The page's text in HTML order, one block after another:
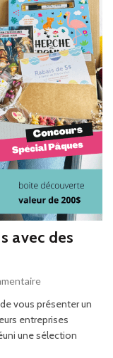
avec des
vous présenter un
entreprises
une sélection